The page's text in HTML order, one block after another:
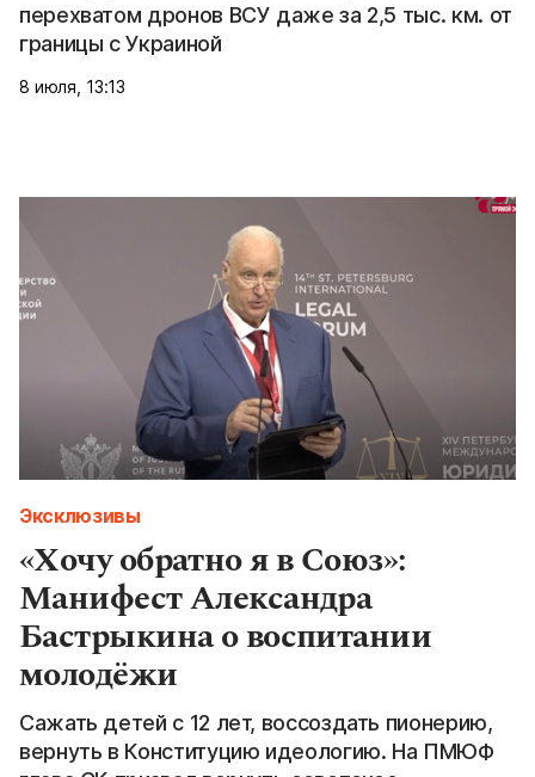
перехватом дронов ВСУ даже за 2,5 тыс. км. от
границы с Украиной
8 июля, 13:13
Эксклюзивы
«Хочу обратно я в Союз»:
Манифест Александра
Бастрыкина о воспитании
молодёжи
Сажать детей с 12 лет, воссоздать пионерию,
вернуть в Конституцию идеологию. На ПМЮФ